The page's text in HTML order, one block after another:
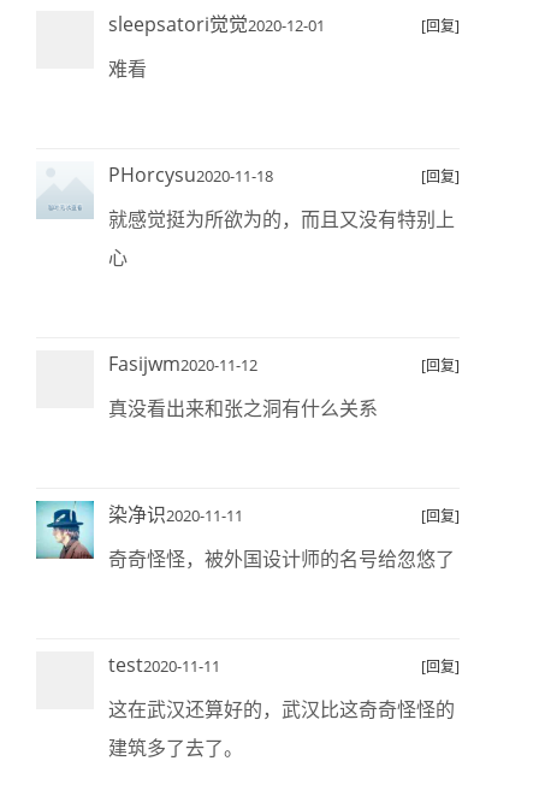
sleepsatori觉觉2020-12-01 [回复]
难看
PHorcysu2020-11-18 [回复]
就感觉挺为所欲为的，而且又没有特别上
心
Fasijwm2020-11-12 [回复]
真没看出来和张之洞有什么关系
染净识2020-11-11 [回复]
奇奇怪怪，被外国设计师的名号给忽悠了
test2020-11-11 [回复]
这在武汉还算好的，武汉比这奇奇怪怪的
建筑多了去了。